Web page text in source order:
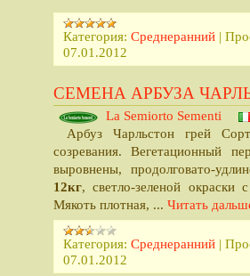
Категория: Среднеранний |
07.01.2012
СЕМЕНА АРБУЗА
La Semiorto Sementi
Арбуз Чарльстон грей
созревания. Вегетационный
выровнены, продолговато-
12кг, светло-зеленой окраски
Мякоть плотная, ... Читать
Категория: Среднеранний |
07.01.2012